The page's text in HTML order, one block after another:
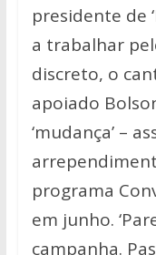
presidente de
a trabalhar
discreto, o
apoiado
‘mudança’ –
programa
em junho.
campanha.